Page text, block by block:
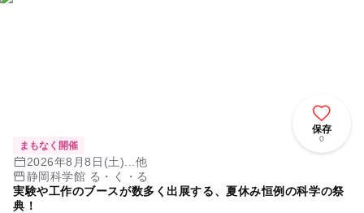
保存
0
まもなく開催
2026年8月8日(土)...他
静岡科学館 る・く・る
実験や工作のブースが数多く出展する、夏休み恒例の科学の祭
典！